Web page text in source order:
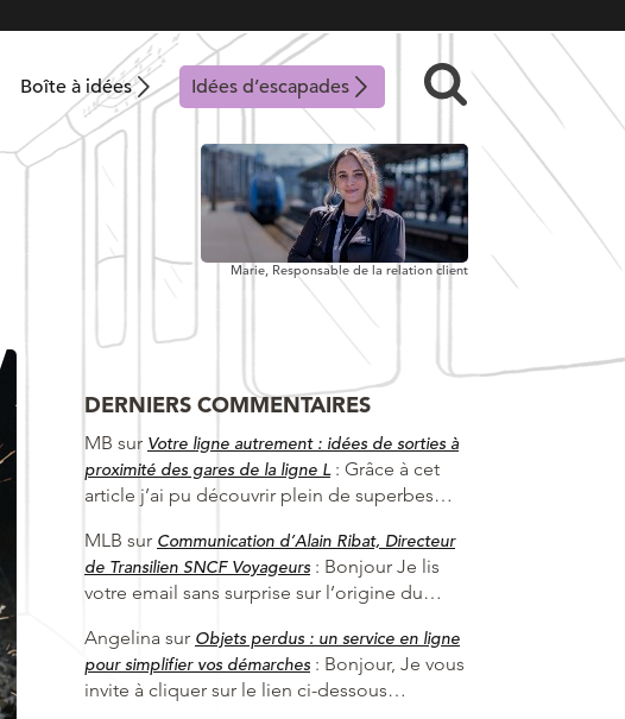
Boîte à idées Idées d’escapades
Marie, Responsable de la relation client
DERNIERS COMMENTAIRES
MB sur Votre ligne autrement : idées de sorties à
proximité des gares de la ligne L: Grâce à cet
article j’ai pu découvrir plein de superbes…
MLB sur Communication d’Alain Ribat, Directeur
de Transilien SNCF Voyageurs : Bonjour Je lis
votre email sans surprise sur l’origine du…
Angelina sur Objets perdus : un service en ligne
pour simplifier vos démarches : Bonjour, Je vous
invite à cliquer sur le lien ci-dessous…